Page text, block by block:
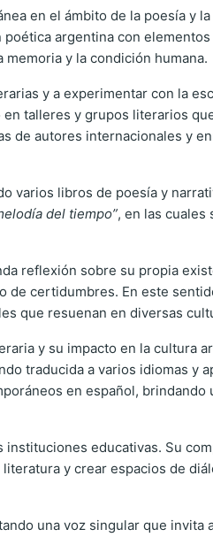
en el ámbito de la poesía y la
argentina con
y la condición humana.
y a experimentar con la
talleres y grupos literarios
de autores internacionales y
varios libros de poesía y
del tiempo”, en las cuales
reflexión sobre su propia
de certidumbres. En este
que resuenan en diversas
y su impacto en la cultura
traducida a varios idiomas y
en español, brindando
educativas. Su
y crear espacios de
una voz singular que invita